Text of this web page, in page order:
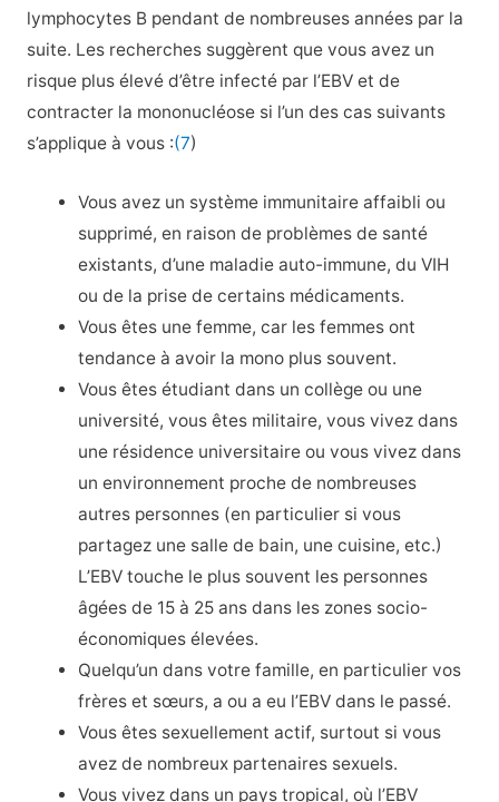
lymphocytes B pendant de nombreuses années par la
suite. Les recherches suggèrent que vous avez un
risque plus élevé d’être infecté par l’EBV et de
contracter la mononucléose si l’un des cas suivants
s’applique à vous :(7)
Vous avez un système immunitaire affaibli ou
supprimé, en raison de problèmes de santé
existants, d’une maladie auto-immune, du VIH
ou de la prise de certains médicaments.
Vous êtes une femme, car les femmes ont
tendance à avoir la mono plus souvent.
Vous êtes étudiant dans un collège ou une
université, vous êtes militaire, vous vivez dans
une résidence universitaire ou vous vivez dans
un environnement proche de nombreuses
autres personnes (en particulier si vous
partagez une salle de bain, une cuisine, etc.)
L’EBV touche le plus souvent les personnes
âgées de 15 à 25 ans dans les zones socio-
économiques élevées.
Quelqu’un dans votre famille, en particulier vos
frères et sœurs, a ou a eu l’EBV dans le passé.
Vous êtes sexuellement actif, surtout si vous
avez de nombreux partenaires sexuels.
Vous vivez dans un pays tropical, où l’EBV